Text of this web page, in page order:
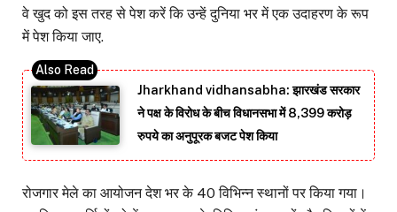
वे खुद को इस तरह से पेश करें कि उन्हें दुनिया भर में एक उदाहरण के रूप
में पेश किया जाए.
Jharkhand vidhansabha: झारखंड सरकार
ने पक्ष के विरोध के बीच विधानसभा में 8,399 करोड़
रुपये का अनुपूरक बजट पेश किया
रोजगार मेले का आयोजन देश भर के 40 विभिन्न स्थानों पर किया गया।